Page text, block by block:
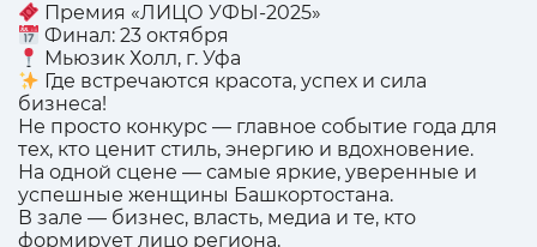
Премия «ЛИЦО УФЫ-2025»
Финал: 23 октября
Мьюзик Холл, г. Уфа
Где встречаются красота, успех и сила
бизнеса!
Не просто конкурс — главное событие года для
тех, кто ценит стиль, энергию и вдохновение.
На одной сцене — самые яркие, уверенные и
успешные женщины Башкортостана.
В зале — бизнес, власть, медиа и те, кто
формирует лицо региона.